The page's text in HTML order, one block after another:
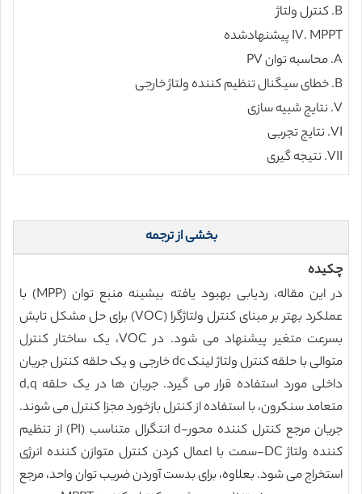
B. کنترل ولتاژ
IV. MPPT پیشنهادشده
A. محاسبه توان PV
B. خطای سیگنال تنظیم کننده ولتاژ خارجی
V. نتایج شبیه سازی
VI. نتایج تجربی
VII. نتیجه گیری
بخشی از ترجمه
چکیده
در این مقاله، ردیابی بهبود یافته بیشینه منبع توان (MPP) با
عملکرد بهتر بر مبنای کنترل ولتاژگرا (VOC) برای حل مشکل تابش
بسرعت متغیر پیشنهاد می شود. در VOC، یک ساختار کنترل
متوالی با حلقه کنترل ولتاژ لینک dc خارجی و یک حلقه کنترل جریان
داخلی مورد استفاده قرار می گیرد. جریان ها در یک حلقه d,q
متعامد سنکرون، با استفاده از کنترل بازخورد مجزا کنترل می شوند.
جریان مرجع کنترل کننده محور-d انتگرال متناسب (PI) از تنظیم
کننده ولتاژ DC-سمت با اعمال کردن کنترل متوازن کننده انرژی
استخراج می شود. بعلاوه، برای بدست آوردن ضریب توان واحد، مرجع